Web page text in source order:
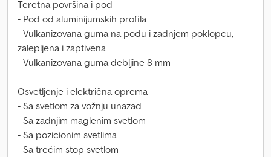
Teretna površina i pod
- Pod od aluminijumskih profila
- Vulkanizovana guma na podu i zadnjem poklopcu,
zalepljena i zaptivena
- Vulkanizovana guma debljine 8 mm
Osvetljenje i električna oprema
- Sa svetlom za vožnju unazad
- Sa zadnjim maglenim svetlom
- Sa pozicionim svetlima
- Sa trećim stop svetlom